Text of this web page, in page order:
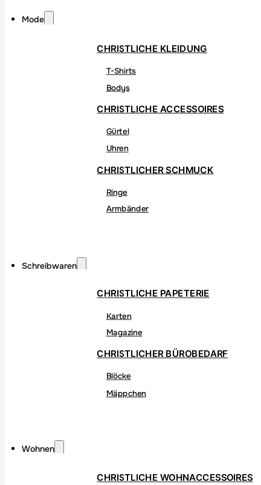
Mode
CHRISTLICHE KLEIDUNG
T-Shirts
Bodys
CHRISTLICHE ACCESSOIRES
Gürtel
Uhren
CHRISTLICHER SCHMUCK
Ringe
Armbänder
Schreibwaren
CHRISTLICHE PAPETERIE
Karten
Magazine
CHRISTLICHER BÜROBEDARF
Blöcke
Mäppchen
Wohnen
CHRISTLICHE WOHNACCESSOIRES